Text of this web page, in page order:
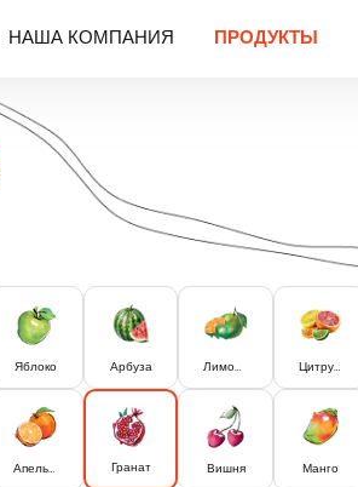
НАША КОМПАНИЯ ПРОДУКТЫ
Яблоко Арбуза Лимона и лайма Цитрусовый микс
Апельсин Гранат Вишня Манго